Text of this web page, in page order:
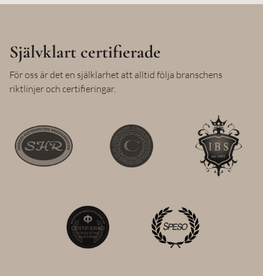
Självklart certifierade
För oss är det en själklarhet att alltid följa branschens
riktlinjer och certifieringar.